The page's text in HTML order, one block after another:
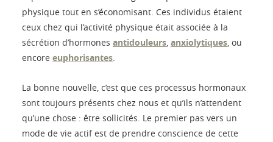
physique tout en s’économisant. Ces individus étaient
ceux chez qui l’activité physique était associée à la
sécrétion d’hormones antidouleurs, anxiolytiques, ou
encore euphorisantes.
La bonne nouvelle, c’est que ces processus hormonaux
sont toujours présents chez nous et qu’ils n’attendent
qu’une chose : être sollicités. Le premier pas vers un
mode de vie actif est de prendre conscience de cette